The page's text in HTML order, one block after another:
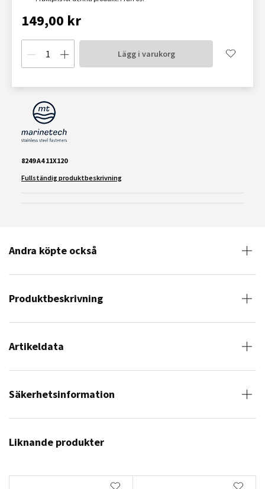
149,00 kr
Lägg i varukorg
8249 A4 11X120
Fullständig produktbeskrivning
Andra köpte också
Produktbeskrivning
Artikeldata
Säkerhetsinformation
Liknande produkter